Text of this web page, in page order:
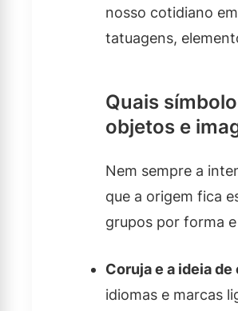
nosso cotidiano
tatuagens,
Quais
objetos e
Nem sempre a
que a origem fica
grupos por forma
Coruja e a ideia
idiomas e marcas